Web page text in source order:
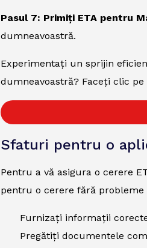
Pasul 7: Primiți ETA pentru
dumneavoastră.
Experimentați un sprijin
dumneavoastră? Faceți clic
Sfaturi pentru o
Pentru a vă asigura o cerere
pentru o cerere fără probleme
Furnizați informații
Pregătiți documentele